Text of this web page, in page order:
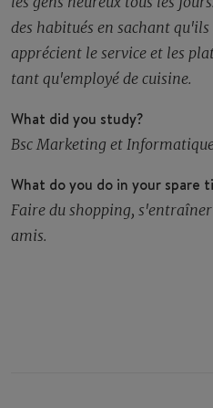
des habitués en sachant
apprécient le service et les
tant qu'employé de cuisine.
What did you study?
Bsc Marketing et
What do you do in your spare
Faire du shopping,
amis.